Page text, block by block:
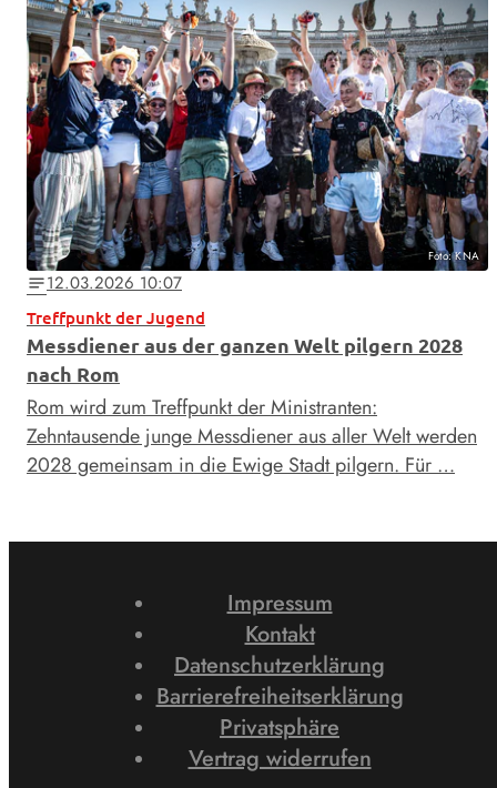
Foto: KNA
notes12.03.2026 10:07
Treffpunkt der Jugend
Messdiener aus der ganzen Welt pilgern 2028
nach Rom
Rom wird zum Treffpunkt der Ministranten:
Zehntausende junge Messdiener aus aller Welt werden
2028 gemeinsam in die Ewige Stadt pilgern. Für …
Impressum
Kontakt
Datenschutzerklärung
Barrierefreiheitserklärung
Privatsphäre
Vertrag widerrufen